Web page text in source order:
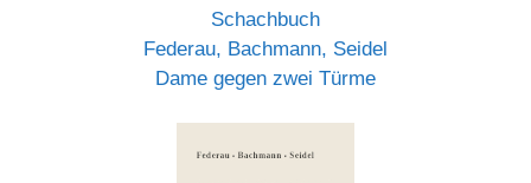
Schachbuch
Federau, Bachmann, Seidel
Dame gegen zwei Türme